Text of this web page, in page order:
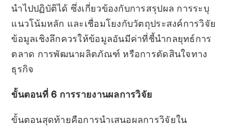
นำไปปฏิบัติได้ ซึ่งเกี่ยวข้องกับการสรุปผล การระบุ
แนวโน้มหลัก และเชื่อมโยงกับวัตถุประสงค์การวิจัย
ข้อมูลเชิงลึกควรให้ข้อมูลอันมีค่าที่ชี้นำกลยุทธ์การ
ตลาด การพัฒนาผลิตภัณฑ์ หรือการตัดสินใจทาง
ธุรกิจ
ขั้นตอนที่ 6 การรายงานผลการวิจัย
ขั้นตอนสุดท้ายคือการนำเสนอผลการวิจัยใน